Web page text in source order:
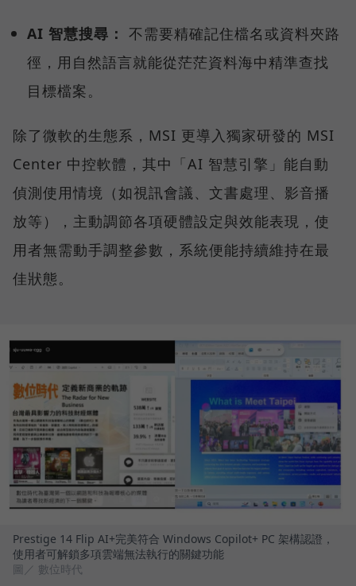
AI 智慧搜尋： 不需要精確記住檔名或資料夾路
徑，用自然語言就能從茫茫資料海中精準查找
目標檔案。
除了微軟的生態系，MSI 更導入獨家研發的 MSI
Center 中控軟體，其中「AI 智慧引擎」能自動
偵測使用情境（如視訊會議、文書處理、影音播
放等），主動調節各項硬體設定與效能表現，使
用者無需動手調整參數，系統便能持續維持在最
佳狀態。
Prestige 14 Flip AI+完美符合 Windows Copilot+ PC 架構認證，
使用者可解鎖多項雲端無法執行的關鍵功能
圖／ 數位時代